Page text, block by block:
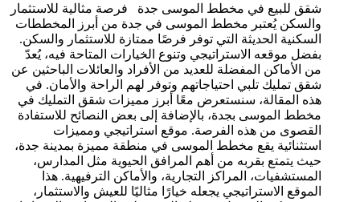
شقق للبيع في مخطط الموسى جدة فرصة مثالية للاستثمار
والسكن يُعتبر مخطط الموسى في جدة من أبرز المخططات
السكنية الحديثة التي توفر فرصًا ممتازة للاستثمار والسكن.
بفضل موقعه الاستراتيجي وتنوع الخيارات المتاحة فيه، يُعدّ
من الأماكن المفضلة للعديد من الأفراد والعائلات الباحثين عن
شقق تمليك تلبي احتياجاتهم وتوفر لهم الراحة والأمان. في
هذه المقالة، سنستعرض معًا أبرز مميزات شقق التمليك في
مخطط الموسى بجدة، بالإضافة إلى بعض النصائح للاستفادة
القصوى من هذه الفرصة. موقع استراتيجي ومميزات
استثنائية يقع مخطط الموسى في منطقة مميزة بمدينة جدة،
حيث يتمتع بقربه من أهم المرافق الحيوية مثل المدارس،
المستشفيات، المراكز التجارية، والأماكن الترفيهية. هذا
الموقع الاستراتيجي يجعله خيارًا مثاليًا للعيش والاستثمار،